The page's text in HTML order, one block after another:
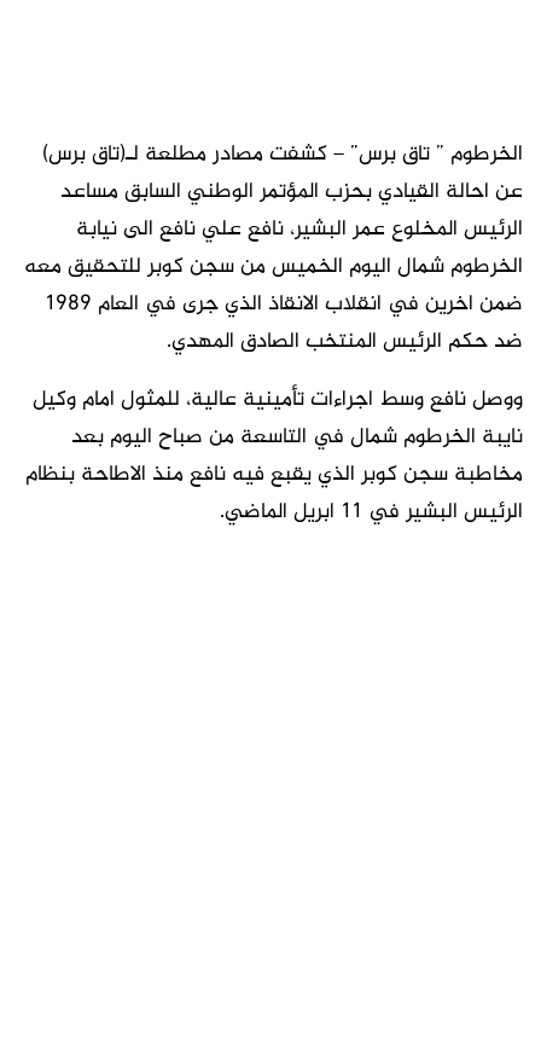
الخرطوم ” تاق برس” – كشفت مصادر مطلعة لـ(تاق برس)
عن احالة القيادي بحزب المؤتمر الوطني السابق مساعد
الرئيس المخلوع عمر البشير، نافع علي نافع الى نيابة
الخرطوم شمال اليوم الخميس من سجن كوبر للتحقيق معه
ضمن اخرين في انقلاب الانقاذ الذي جرى في العام 1989
ضد حكم الرئيس المنتخب الصادق المهدي.
ووصل نافع وسط اجراءات تأمينية عالية، للمثول امام وكيل
نايبة الخرطوم شمال في التاسعة من صباح اليوم بعد
مخاطبة سجن كوبر الذي يقبع فيه نافع منذ الاطاحة بنظام
الرئيس البشير في 11 ابريل الماضي.